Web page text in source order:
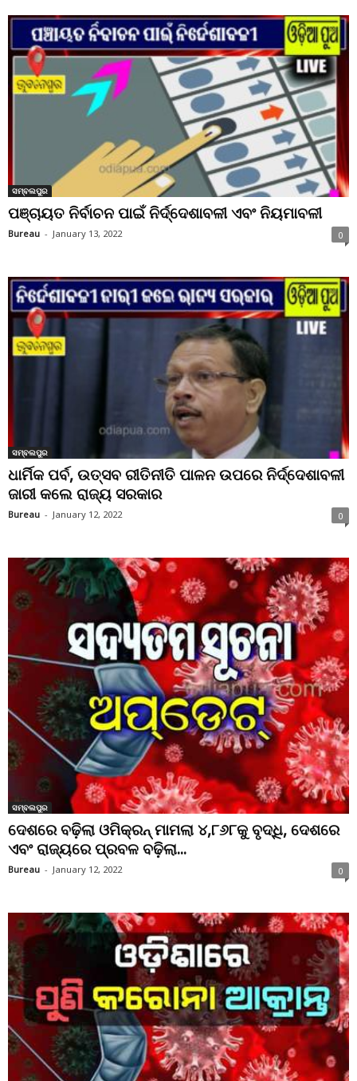
ସମ୍ବଲପୁର
ପଞ୍ଚାୟତ ନିର୍ବାଚନ ପାଇଁ ନିର୍ଦ୍ଦେଶାବଳୀ ଏବଂ ନିୟମାବଳୀ
Bureau - January 13, 2022 0
ସମ୍ବଲପୁର
ଧାର୍ମିକ ପର୍ବ, ଉତ୍ସବ ରୀତିନୀତି ପାଳନ ଉପରେ ନିର୍ଦ୍ଦେଶାବଳୀ
ଜାରୀ କଲେ ରାଜ୍ୟ ସରକାର
Bureau - January 12, 2022 0
ସମ୍ବଲପୁର
ଦେଶରେ ବଢ଼ିଲା ଓମିକ୍ରନ୍ ମାମଲା ୪,୮୬୮କୁ ବୃଦ୍ଧି, ଦେଶରେ
ଏବଂ ରାଜ୍ୟରେ ପ୍ରବଳ ବଢ଼ିଲା...
Bureau - January 12, 2022 0